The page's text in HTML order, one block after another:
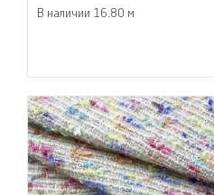
В наличии 16.80 м